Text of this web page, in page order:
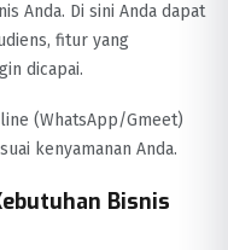
Anda. Di sini Anda dapat
fitur yang
dicapai.
(WhatsApp/Gmeet)
kenyamanan Anda.
Bisnis